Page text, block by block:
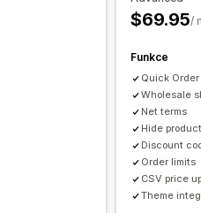
produktů
$69.95/
Funkce
Quick Order
Wholesale
Net terms
Hide
Discount
Order limits
CSV price
Theme